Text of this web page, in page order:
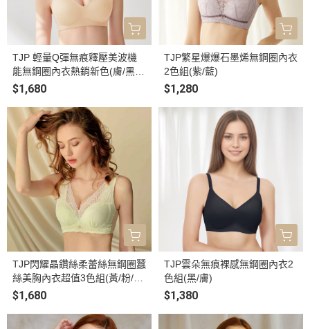
TJP 輕量Q彈無痕釋壓美波機
能無鋼圈內衣熱銷新色(膚/黑/
咖)
$1,680
TJP繁星爆爆石墨烯無鋼圈內衣
2色組(紫/藍)
$1,280
TJP閃耀晶鑽絲柔蕾絲無鋼圈蠶
絲美胸內衣超值3色組(黃/粉/
藍)
$1,680
TJP雲朵無痕裸感無鋼圈內衣2
色組(黑/膚)
$1,380